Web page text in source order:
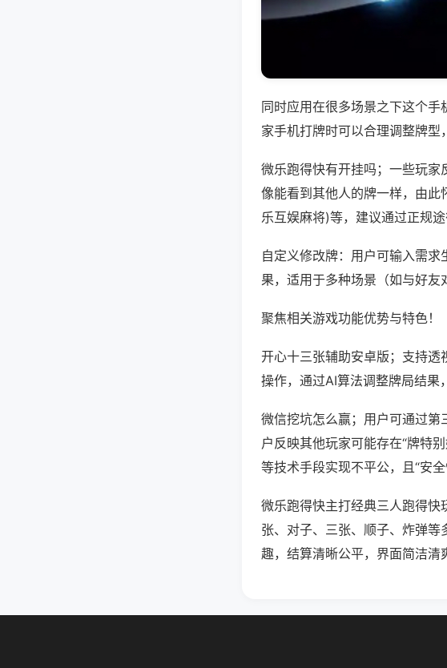
同时应用在很多场景之下这个
家手机打牌时可以合理调整牌型
微乐跑得快有开挂吗；一些玩
像能看到其他人的牌一样，由
乐互娱麻将)等，建议通过正规途
自定义修改牌：用户可输入需
果，适用于多种场景（如与好友
聚焦相关游戏功能优势与特色！
开心十三张辅助安卓版；支持
操作，通过AI算法调整牌局结果
微信挖坑怎么赢；用户可通过第
户反映其他玩家可能存在“牌特
等技术手段实现不平公，且“安全
微乐跑得快主打经典三人跑得
张、对子、三张、顺子、炸弹
趣，结算清晰公平，界面简洁清